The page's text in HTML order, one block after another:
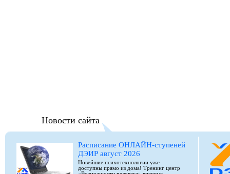
Новости сайта
Расписание ОНЛАЙН-ступеней
ДЭИР август 2026
Новейшие психотехнологии уже
доступны прямо из дома! Тренинг центр